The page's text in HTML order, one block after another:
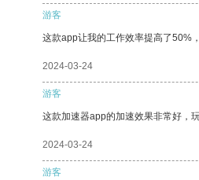
游客
这款app让我的工作效率提高了50%
2024-03-24
游客
这款加速器app的加速效果非常好，
2024-03-24
游客